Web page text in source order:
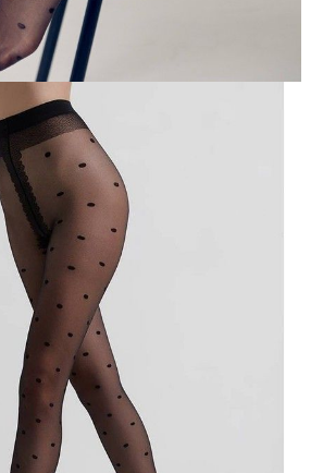
ELEGANT DESIRE, r.2, nero
ELEGANT DESIRE, r.2, nero
+
DOSTĘPNOŚCI